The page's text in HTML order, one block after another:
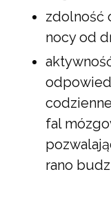
zdolność
nocy od
fal
rano